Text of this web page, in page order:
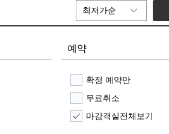
최저가순
예약
확정 예약만
무료취소
마감객실전체보기